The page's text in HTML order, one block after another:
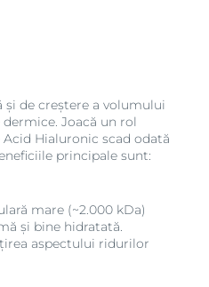
de creștere a volumului
Joacă un rol
Hialuronic scad odată
principale sunt:
mare (~2.000 kDa)
și bine hidratată.
aspectului ridurilor